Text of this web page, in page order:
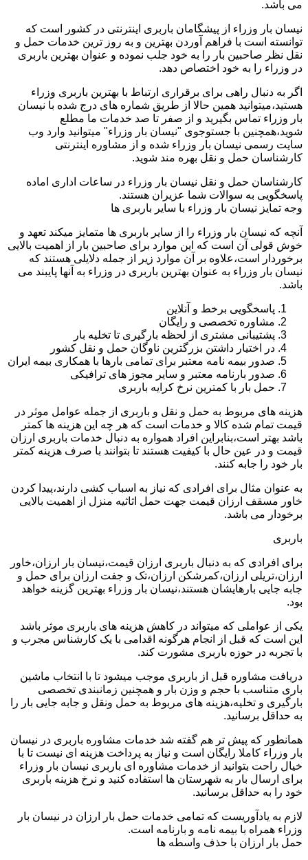
می باشد.
نیسان بار وزراء از پیشگامان باربری اینترنتی در کشور است که
توانسته است با فراهم آوردن بهترین و به روز ترین خدمات حمل و
نقل نظر صاحبین بار را به خود جلب نموده و عنوان بهترین باربری
در وزراء را به خود اختصاص دهد.
اگر به دنبال راهی برای برقراری ارتباط با بهترین باربری وزراء
هستید،میتوانید همین حالا از طریق شماره های درج شده با نیسان
بار وزراء تماس بگیرید و از صفر تا صد خدمات ما مطلع
شوید،همچنین با جستوجوی "نیسان بار وزراء" میتوانید وارد وب
سایت رسمی نیسان بار وزراء شده و از مشاوره اینترنتی
کارشناسان حمل و نقل بهره مند شوید.
کارشناسان حمل و نقل نیسان بار وزراء در ساعات اداری اماده
پاسخگویی به سوالات شما عزیران هستند.
وجه تمایز نیسان بار وزراء با سایر باربری ها
آنچه که نیسان بار وزراء را از سایر باربری ها متمایز میکند تعهد و
خوش قولی آن است که این موارد برای صاحبین بار از اهمیت بالایی
برخوردار است،علاوه بر آن موارد زیر از جمله دلایلی هستند که
نیسان بار وزراء به عنوان بهترین باربری در وزراء به آنها پایبند می
باشد.
پاسخگویی برخط و آنلاین
مشاوره تخصصی و رایگان
پشتیبانی مشتری از لحظه بارگیری تا تخلیه بار
در اختیار داشتن بزرگترین ناوگان حمل و نقل کشور
صدور بیمه نامه معتبر برای تمامی بارها با همکاری بیمه ایران
صدور بارنامه معتبر و سایر مجوز های ترافیکی
حمل بار با کمترین نرخ کرایه باربری
هزینه های مربوط به حمل و نقل و باربری از جمله عوامل موثر در
قیمت تمام شده کالا و خدمات است که هر چه این هزینه ها کمتر
باشد بهتر است،بنابراین افراد همواره به دنبال خدمات باربری ارزان
قیمت و در عین حال با کیفیت هستند تا بتوانند با صرف هزینه کمتر
بار خود را جابه کنند.
به عنوان مثال برای افرادی که نیاز به اسباب کشی دارند،پیدا کردن
خاور مسقف ارزان قیمت جهت حمل اثاثیه منزل از اهمیت بالایی
برخودار می باشد.
باربری
برای افرادی که به دنبال باربری ارزان قیمت،نیسان بار ارزان،خاور
ارزان،تریلی ارزان،کمرشکن ارزان،تک و جفت ارزان برای حمل و
جابه جایی بارهایشان هستند،نیسان بار وزراء بهترین گزینه خواهد
بود.
یکی از عواملی که میتواند در کاهش هزینه های باربری موثر باشد
این است که قبل از انجام هرگونه اقدامی با یک کارشناس مجرب و
با تجربه در حوزه باربری مشورت کند.
دریافت مشاوره قبل از باربری موجب میشود تا با انتخاب ماشین
باری متناسب با حجم و وزن بار و همچنین زمانبندی تخصصی
بارگیری و تخلیه،هزینه های مربوط به حمل ونقل و جابه جایی بار را
به حداقل برسانید.
همانطور که پیش تر هم گفته شد خدمات مشاوره باربری در نیسان
بار وزراء کاملا رایگان است و نیاز به پرداخت هزینه ای نیست تا با
خیال راحت بتوانید از خدمات مشاوره ای باربری نیسان بار وزراء
برای ارسال بار به شهرستان ها استفاده کنید و نرخ هزینه باربری
خود را به حداقل برسانید.
لازم به یادآوریست که تمامی خدمات حمل بار ارزان در نیسان بار
وزراء همراه با بیمه نامه و بارنامه است.
حمل بار ارزان با حذف واسطه ها